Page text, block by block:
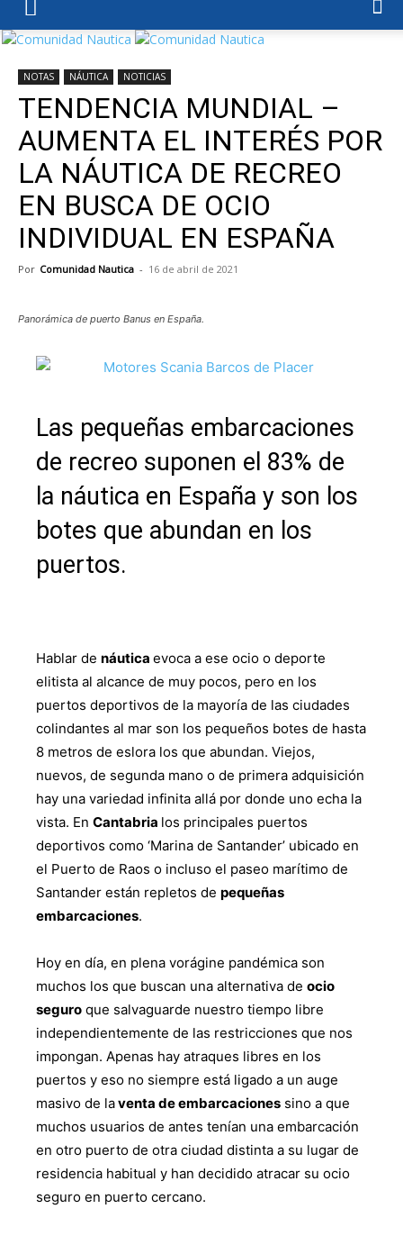
NOTAS NÁUTICA NOTICIAS
TENDENCIA MUNDIAL –
AUMENTA EL INTERÉS POR
LA NÁUTICA DE RECREO
EN BUSCA DE OCIO
INDIVIDUAL EN ESPAÑA
Por Comunidad Nautica - 16 de abril de 2021
Panorámica de puerto Banus en España.
Las pequeñas embarcaciones
de recreo suponen el 83% de
la náutica en España y son los
botes que abundan en los
puertos.
Hablar de náutica evoca a ese ocio o deporte
elitista al alcance de muy pocos, pero en los
puertos deportivos de la mayoría de las ciudades
colindantes al mar son los pequeños botes de hasta
8 metros de eslora los que abundan. Viejos,
nuevos, de segunda mano o de primera adquisición
hay una variedad infinita allá por donde uno echa la
vista. En Cantabria los principales puertos
deportivos como ‘Marina de Santander’ ubicado en
el Puerto de Raos o incluso el paseo marítimo de
Santander están repletos de pequeñas
embarcaciones.
Hoy en día, en plena vorágine pandémica son
muchos los que buscan una alternativa de ocio
seguro que salvaguarde nuestro tiempo libre
independientemente de las restricciones que nos
impongan. Apenas hay atraques libres en los
puertos y eso no siempre está ligado a un auge
masivo de laventa de embarcaciones sino a que
muchos usuarios de antes tenían una embarcación
en otro puerto de otra ciudad distinta a su lugar de
residencia habitual y han decidido atracar su ocio
seguro en puerto cercano.